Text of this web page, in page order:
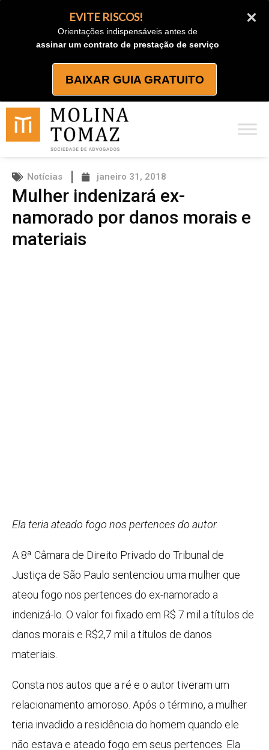
EVITE RISCOS!
Orientações indispensáveis antes de
assinar um contrato de prestação de serviço
BAIXAR GUIA GRATUITO
Notícias janeiro 31, 2018
Mulher indenizará ex-
namorado por danos morais e
materiais
Ela teria ateado fogo nos pertences do autor.
A 8ª Câmara de Direito Privado do Tribunal de
Justiça de São Paulo sentenciou uma mulher que
ateou fogo nos pertences do ex-namorado a
indenizá-lo. O valor foi fixado em R$ 7 mil a títulos de
danos morais e R$2,7 mil a títulos de danos
materiais.
Consta nos autos que a ré e o autor tiveram um
relacionamento amoroso. Após o término, a mulher
teria invadido a residência do homem quando ele
não estava e ateado fogo em seus pertences. Ela